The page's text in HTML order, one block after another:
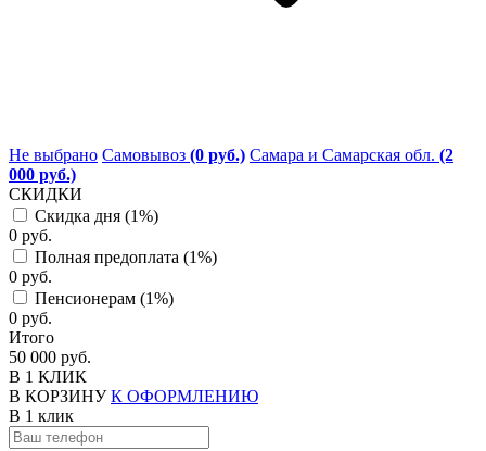
Не выбрано Самовывоз (0 руб.) Самара и Самарская обл. (2
000 руб.)
СКИДКИ
Скидка дня (1%)
0 руб.
Полная предоплата (1%)
0 руб.
Пенсионерам (1%)
0 руб.
Итого
50 000 руб.
В 1 КЛИК
В КОРЗИНУ К ОФОРМЛЕНИЮ
В 1 клик